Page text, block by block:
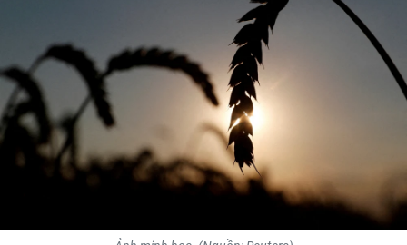
Y TẾ
KHOA HỌC - CÔNG NGHỆ
MÔI TRƯỜNG